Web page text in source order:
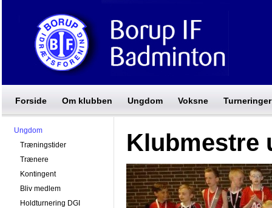
Forside Om klubben Ungdom Voksne Turneringer
Ungdom
Træningstider
Trænere
Kontingent
Bliv medlem
Holdturnering DGI
Klubmestre